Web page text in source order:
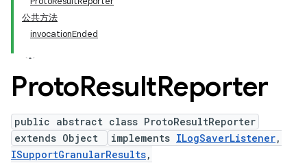
公共方法
invocationEnded
ProtoResultReporter
public abstract class ProtoResultReporter
extends Object
implements ILogSaverListener,
ISupportGranularResults,